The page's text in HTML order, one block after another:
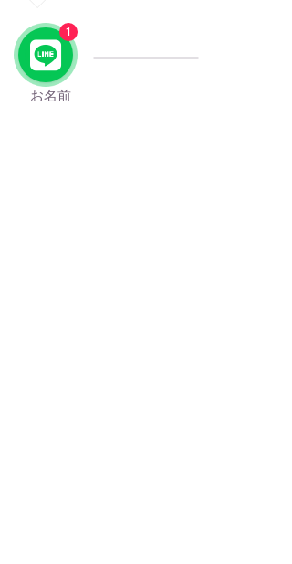
© 2023 by YOLO.
Proudly created with
1